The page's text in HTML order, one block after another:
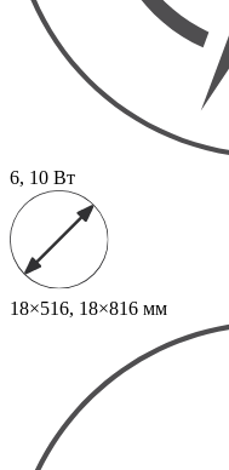
6, 10 Вт
18×516, 18×816 мм